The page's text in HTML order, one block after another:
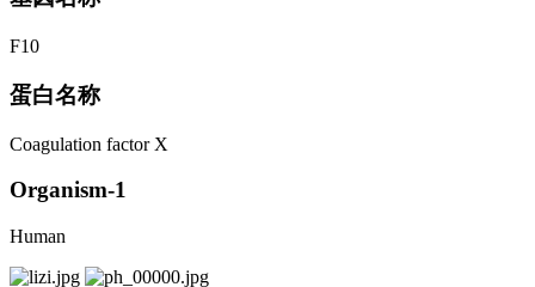
F10
蛋白名称
Coagulation factor X
Organism-1
Human